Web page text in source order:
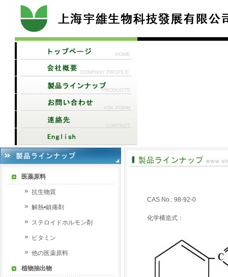
医薬原料
抗生物質
解熱•鎮痛剤
ステロイドホルモン剤
ビタミン
他の医薬原料
植物抽出物
CAS No.: 98-92-0
化学構造式：